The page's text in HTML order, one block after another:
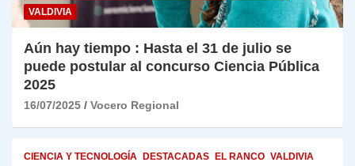
VALDIVIA
Aún hay tiempo : Hasta el 31 de julio se
puede postular al concurso Ciencia Pública
2025
16/07/2025 Vocero Regional
CIENCIA Y TECNOLOGÍA DESTACADAS EL RANCO VALDIVIA